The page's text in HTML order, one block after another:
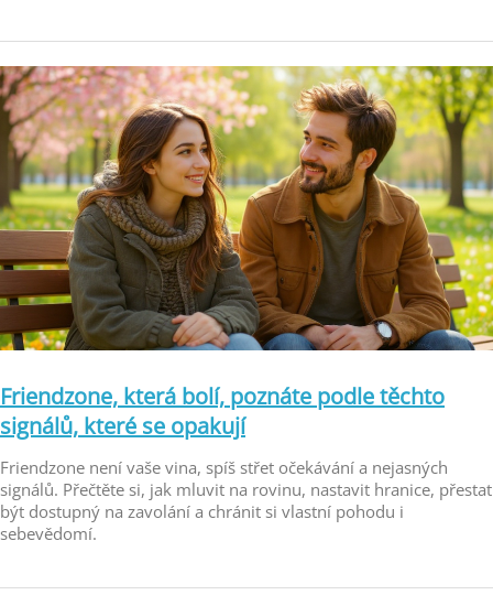
Friendzone, která bolí, poznáte podle těchto
signálů, které se opakují
Friendzone není vaše vina, spíš střet očekávání a nejasných
signálů. Přečtěte si, jak mluvit na rovinu, nastavit hranice, přestat
být dostupný na zavolání a chránit si vlastní pohodu i
sebevědomí.